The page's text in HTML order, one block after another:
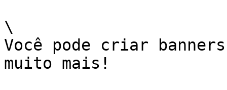
\
Você pode criar
muito mais!